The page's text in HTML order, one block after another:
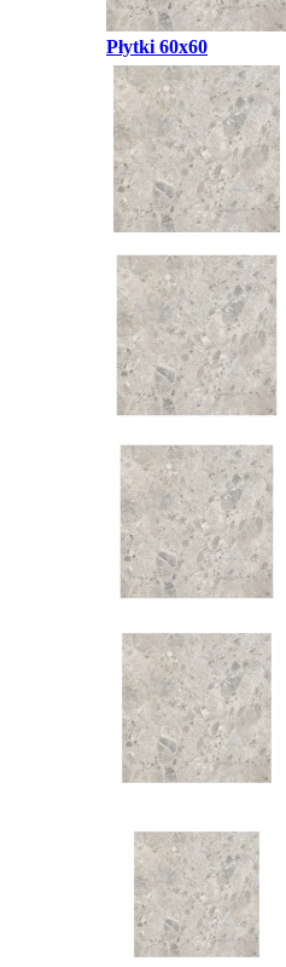
Płytki 60x60